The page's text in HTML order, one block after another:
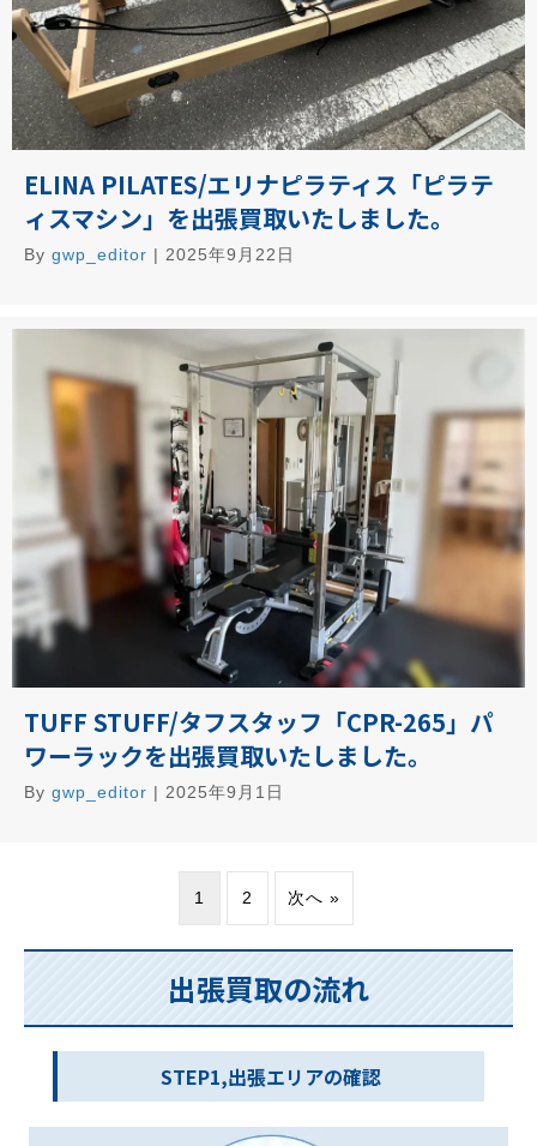
ELINA PILATES/エリナピラティス「ピラテ
ィスマシン」を出張買取いたしました。
By gwp_editor | 2025年9月22日
TUFF STUFF/タフスタッフ「CPR-265」パ
ワーラックを出張買取いたしました。
By gwp_editor | 2025年9月1日
1 2 次へ »
出張買取の流れ
STEP1,出張エリアの確認